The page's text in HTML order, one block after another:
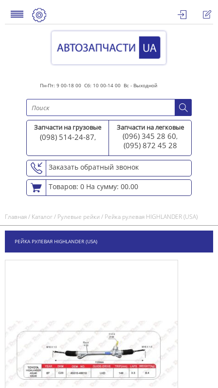
Пн-Пт: 9 00-18 00 Сб: 10 00-14 00 Вс - Выходной
Запчасти на грузовые
(098) 514-24-87,
Запчасти на легковые
(096) 345 28 60,
(095) 872 45 28
Заказать обратный звонок
Товаров: 0 На сумму: 00.00
Главная/ Каталог/ Рулевые рейки / Рейка рулевая HIGHLANDER (USA)
РЕЙКА РУЛЕВАЯ HIGHLANDER (USA)